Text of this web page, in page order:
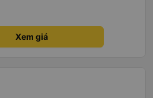
Xem giá